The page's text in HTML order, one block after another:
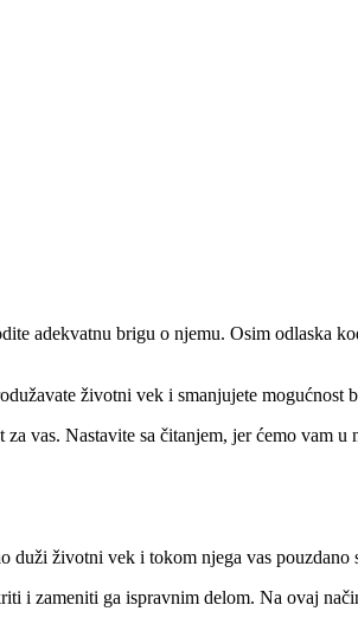
adekvatnu brigu o njemu. Osim odlaska
životni vek i smanjujete
vas. Nastavite sa čitanjem, jer ćemo vam
duži životni vek i tokom njega vas
i zameniti ga ispravnim delom. Na ovaj